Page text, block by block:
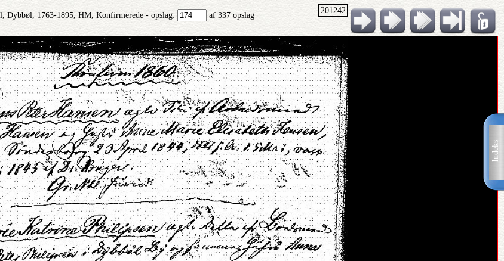
Indeks
201242
Dybbøl, 1763-1895, HM, Konfirmerede - opslag: af 337 opslag